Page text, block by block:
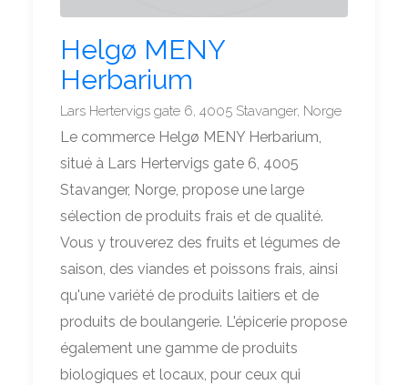
Helgø MENY
Herbarium
Lars Hertervigs gate 6, 4005 Stavanger, Norge
Le commerce Helgø MENY Herbarium,
situé à Lars Hertervigs gate 6, 4005
Stavanger, Norge, propose une large
sélection de produits frais et de qualité.
Vous y trouverez des fruits et légumes de
saison, des viandes et poissons frais, ainsi
qu'une variété de produits laitiers et de
produits de boulangerie. L'épicerie propose
également une gamme de produits
biologiques et locaux, pour ceux qui